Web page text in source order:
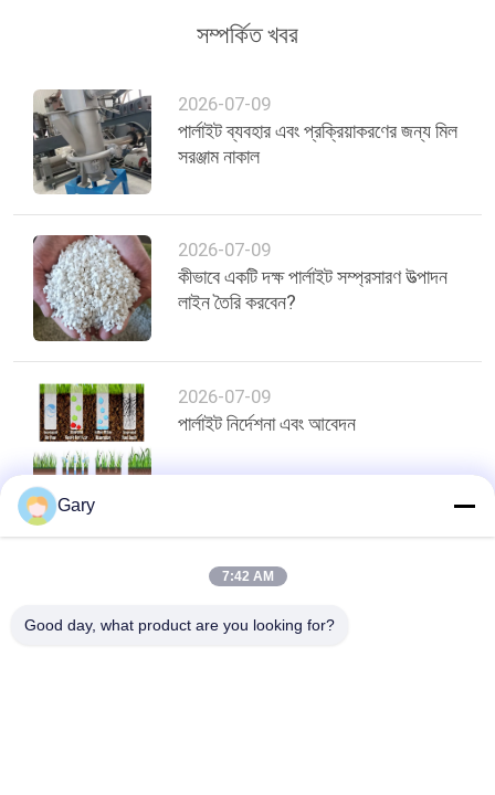
সম্পর্কিত খবর
2026-07-09
পার্লাইট ব্যবহার এবং প্রক্রিয়াকরণের জন্য মিল
সরঞ্জাম নাকাল
2026-07-09
কীভাবে একটি দক্ষ পার্লাইট সম্প্রসারণ উত্পাদন
লাইন তৈরি করবেন?
2026-07-09
পার্লাইট নির্দেশনা এবং আবেদন
শীর্ষ
Gary
7:42 AM
Good day, what product are you looking for?